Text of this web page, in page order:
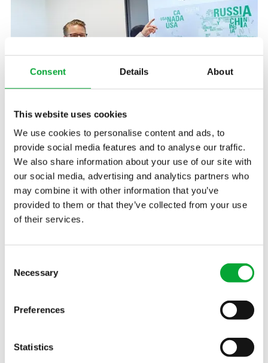
Consent Details About
This website uses cookies
We use cookies to personalise content and ads, to
provide social media features and to analyse our traffic.
We also share information about your use of our site with
our social media, advertising and analytics partners who
may combine it with other information that you’ve
provided to them or that they’ve collected from your use
of their services.
Selection
Necessary
Preferences
Statistics